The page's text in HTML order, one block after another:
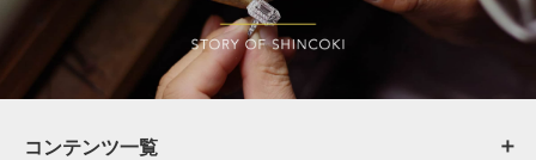
コンテンツ一覧